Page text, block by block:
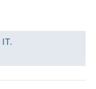
IT.